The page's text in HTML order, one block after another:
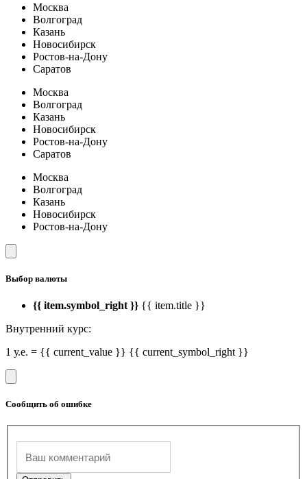
Москва
Волгоград
Казань
Новосибирск
Ростов-на-Дону
Саратов
Москва
Волгоград
Казань
Новосибирск
Ростов-на-Дону
Саратов
Москва
Волгоград
Казань
Новосибирск
Ростов-на-Дону
Выбор валюты
{{ item.symbol_right }} {{ item.title }}
Внутренний курс:
1 у.е. = {{ current_value }} {{ current_symbol_right }}
Сообщить об ошибке